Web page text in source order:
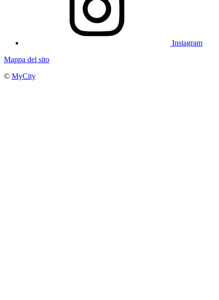
Instagram
Mappa del sito
© MyCity